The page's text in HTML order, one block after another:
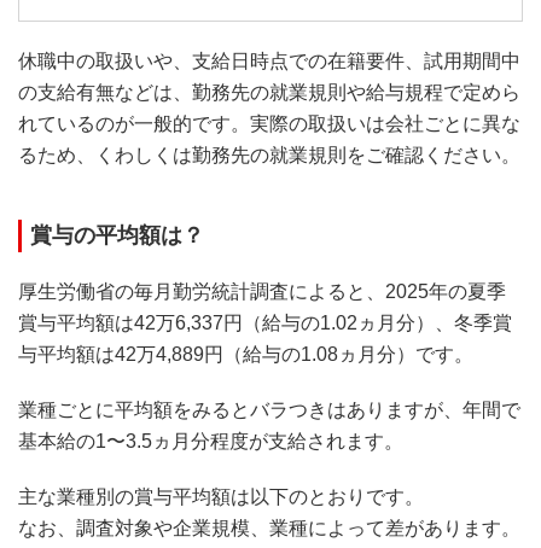
休職中の取扱いや、支給日時点での在籍要件、試用期間中
の支給有無などは、勤務先の就業規則や給与規程で定めら
れているのが一般的です。実際の取扱いは会社ごとに異な
るため、くわしくは勤務先の就業規則をご確認ください。
賞与の平均額は？
厚生労働省の毎月勤労統計調査によると、2025年の夏季
賞与平均額は42万6,337円（給与の1.02ヵ月分）、冬季賞
与平均額は42万4,889円（給与の1.08ヵ月分）です。
業種ごとに平均額をみるとバラつきはありますが、年間で
基本給の1〜3.5ヵ月分程度が支給されます。
主な業種別の賞与平均額は以下のとおりです。
なお、調査対象や企業規模、業種によって差があります。